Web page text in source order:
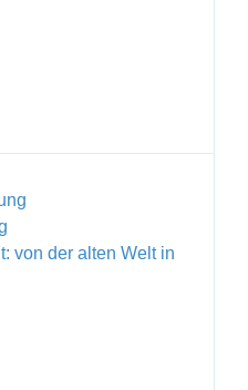
von der alten Welt in